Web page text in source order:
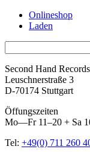
Onlineshop
Laden
Second Hand Records
Leuschnerstraße 3
D-70174 Stuttgart
Öffungszeiten
Mo—Fr 11–20 + Sa
Tel: +49(0) 711 260